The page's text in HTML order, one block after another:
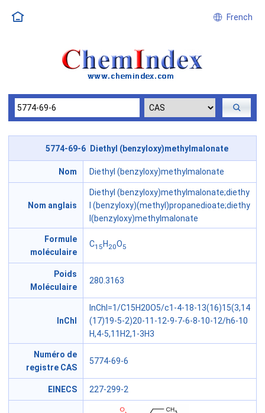
French
5774-69-6 Diethyl (benzyloxy)methylmalonate
Nom Diethyl (benzyloxy)methylmalonate
Nom anglais
Diethyl (benzyloxy)methylmalonate;diethy
l (benzyloxy)(methyl)propanedioate;diethy
l(benzyloxy)methylmalonate
Formule
moléculaire
C15 H 20O5
Poids
Moléculaire
280.3163
InChl
InChI=1/C15H20O5/c1-4-18-13(16)15(3,14
(17)19-5-2)20-11-12-9-7-6-8-10-12/h6-10
H,4-5,11H2,1-3H3
Numéro de
registre CAS
5774-69-6
EINECS 227-299-2